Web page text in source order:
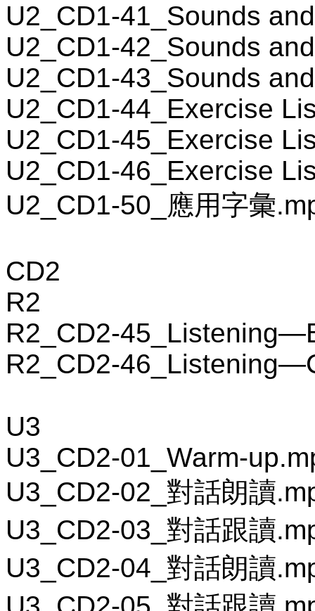
U2_CD1-41_Sounds
U2_CD1-42_Sounds
U2_CD1-43_Sounds
U2_CD1-44_Exercise
U2_CD1-45_Exercise
U2_CD1-46_Exercise
U2_CD1-50_應用字彙
CD2
R2
R2_CD2-
R2_CD2-
U3
U3_CD2-01_Warm-
U3_CD2-02_對話朗讀
U3_CD2-03_對話跟讀
U3_CD2-04_對話朗讀